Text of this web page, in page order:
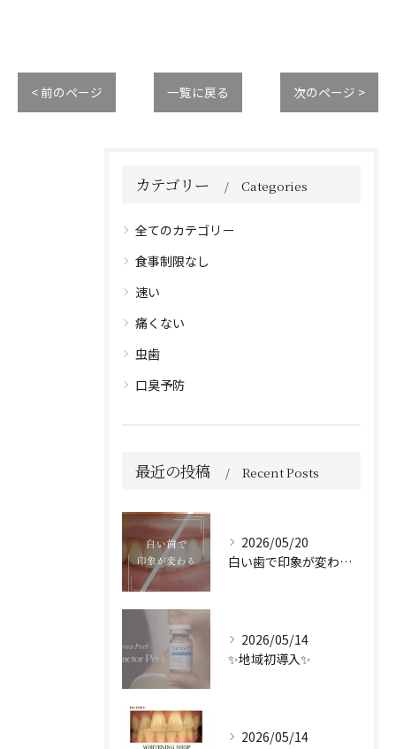
< 前のページ 一覧に戻る 次のページ >
カテゴリー Categories
全てのカテゴリー
食事制限なし
速い
痛くない
虫歯
口臭予防
最近の投稿 Recent Posts
2026/05/20
白い歯で印象が変わる🦷✨️
2026/05/14
✨地域初導入✨
2026/05/14